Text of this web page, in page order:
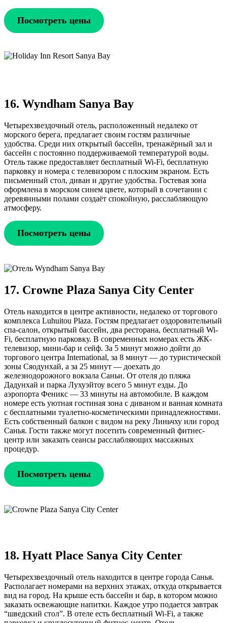
Посмотреть цены
16. Wyndham Sanya Bay
Четырехзвездочный отель, расположенный недалеко от
морского берега, предлагает своим гостям различные
удобства. Среди них открытый бассейн, тренажёрный зал и
бассейн с постоянно поддерживаемой температурой воды.
Отель также предоставляет бесплатный Wi-Fi, бесплатную
парковку и номера с телевизором с плоским экраном. Есть
письменный стол, диван и другие удобства. Гостевая зона
оформлена в морском синем цвете, который в сочетании с
деревянными полами создаёт спокойную, расслабляющую
атмосферу.
Посмотреть цены
17. Crowne Plaza Sanya City Center
Отель находится в центре активности, недалеко от торгового
комплекса Luhuitou Plaza. Гостям предлагает оздоровительный
спа-салон, открытый бассейн, два ресторана, бесплатный Wi-
Fi, бесплатную парковку. В современных номерах есть ЖК-
телевизор, мини-бар и сейф. За 5 минут можно дойти до
торгового центра International, за 8 минут — до туристической
зоны Сяодунхай, а за 25 минут — доехать до
железнодорожного вокзала Саньи. От отеля до пляжа
Дадунхай и парка Лухуэйтоу всего 5 минут езды. До
аэропорта Феникс — 33 минуты на автомобиле. В каждом
номере есть уютная гостиная зона с диваном и ванная комната
с бесплатными туалетно-косметическими принадлежностями.
Есть собственный балкон с видом на реку Линьчху или город
Санья. Гости также могут посетить современный фитнес-
центр или заказать сеансы расслабляющих массажных
процедур.
Посмотреть цены
18. Hyatt Place Sanya City Center
Четырехзвездочный отель находится в центре города Санья.
Располагает номерами на верхних этажах, откуда открывается
вид на город. На крыше есть бассейн и бар, в котором можно
заказать освежающие напитки. Каждое утро подается завтрак
“шведский стол”. В отеле есть бесплатный Wi-Fi, а также